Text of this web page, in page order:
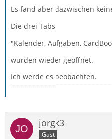
Es fand aber dazwischen
Die drei Tabs
"Kalender, Aufgaben,
wurden wieder geöffnet.
Ich werde es beobachten.
jorgk3
Gast